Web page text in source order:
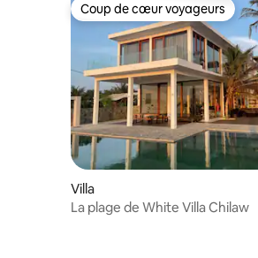
Coup de cœur voyageurs
Coup de cœur voyageurs
Villa
La plage de White Villa Chilaw